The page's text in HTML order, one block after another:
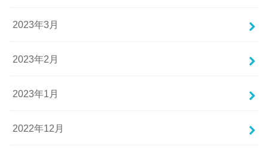
2023年3月
2023年2月
2023年1月
2022年12月